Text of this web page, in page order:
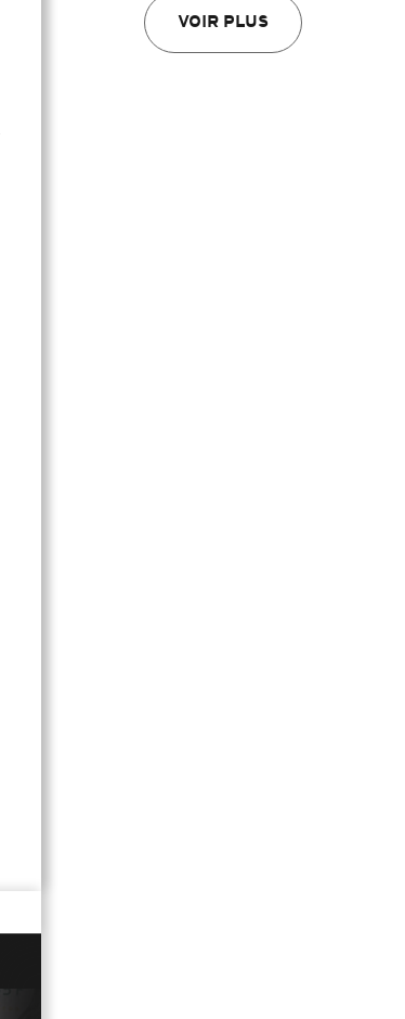
VOIR PLUS